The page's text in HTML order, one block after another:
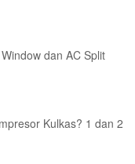
dan AC Split
Kulkas? 1 dan 2